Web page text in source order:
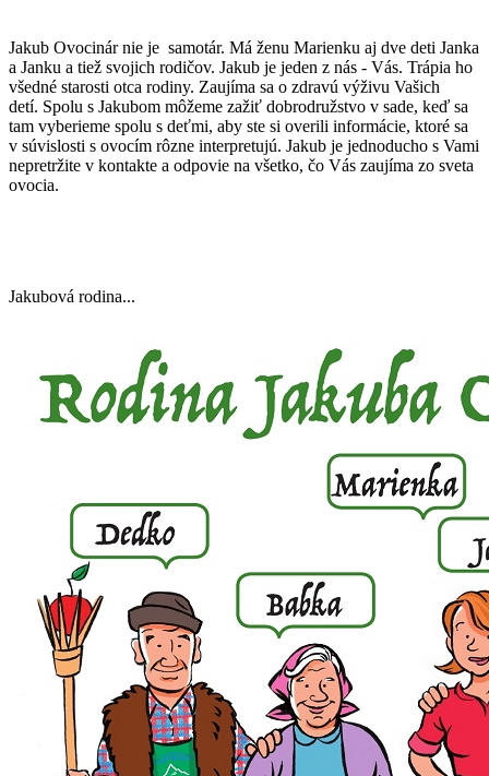
Jakub Ovocinár nie je samotár. Má ženu Marienku aj dve deti Janka
a Janku a tiež svojich rodičov. Jakub je jeden z nás - Vás. Trápia ho
všedné starosti otca rodiny. Zaujíma sa o zdravú výživu Vašich
detí. Spolu s Jakubom môžeme zažiť dobrodružstvo v sade, keď sa
tam vyberieme spolu s deťmi, aby ste si overili informácie, ktoré sa
v súvislosti s ovocím rôzne interpretujú. Jakub je jednoducho s Vami
nepretržite v kontakte a odpovie na všetko, čo Vás zaujíma zo sveta
ovocia.
Jakubová rodina...